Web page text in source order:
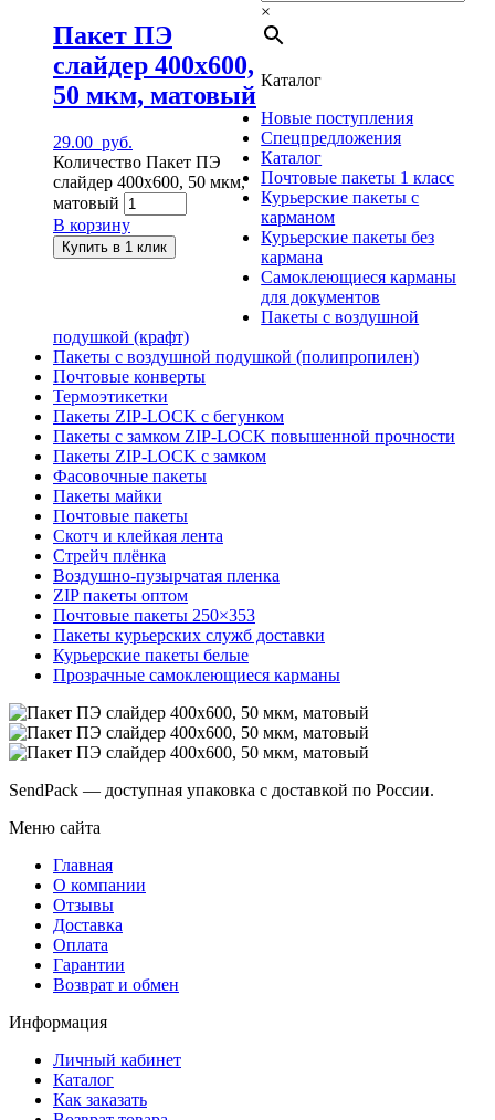
Пакет ПЭ
слайдер 400х600,
50 мкм, матовый
29.00 руб.
Количество Пакет ПЭ
слайдер 400х600, 50 мкм,
матовый
В корзину
Купить в 1 клик
×
Каталог
Новые поступления
Спецпредложения
Каталог
Почтовые пакеты 1 класс
Курьерские пакеты с
карманом
Курьерские пакеты без
кармана
Самоклеющиеся карманы
для документов
Пакеты с воздушной
подушкой (крафт)
Пакеты с воздушной подушкой (полипропилен)
Почтовые конверты
Термоэтикетки
Пакеты ZIP-LOCK с бегунком
Пакеты с замком ZIP-LOCK повышенной прочности
Пакеты ZIP-LOCK с замком
Фасовочные пакеты
Пакеты майки
Почтовые пакеты
Скотч и клейкая лента
Стрейч плёнка
Воздушно-пузырчатая пленка
ZIP пакеты оптом
Почтовые пакеты 250×353
Пакеты курьерских служб доставки
Курьерские пакеты белые
Прозрачные самоклеющиеся карманы
SendPack — доступная упаковка с доставкой по России.
Меню сайта
Главная
О компании
Отзывы
Доставка
Оплата
Гарантии
Возврат и обмен
Информация
Личный кабинет
Каталог
Как заказать